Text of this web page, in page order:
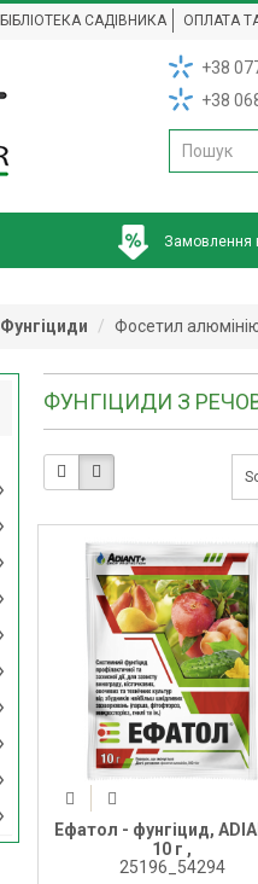
БІБЛІОТЕКА САДІВНИКА ОПЛАТА
+38
+38
Замовлення
Фунгіциди Фосетил
ФУНГІЦИДИ З
Ефатол - фунгіцид,
10 г ,
25196_54294